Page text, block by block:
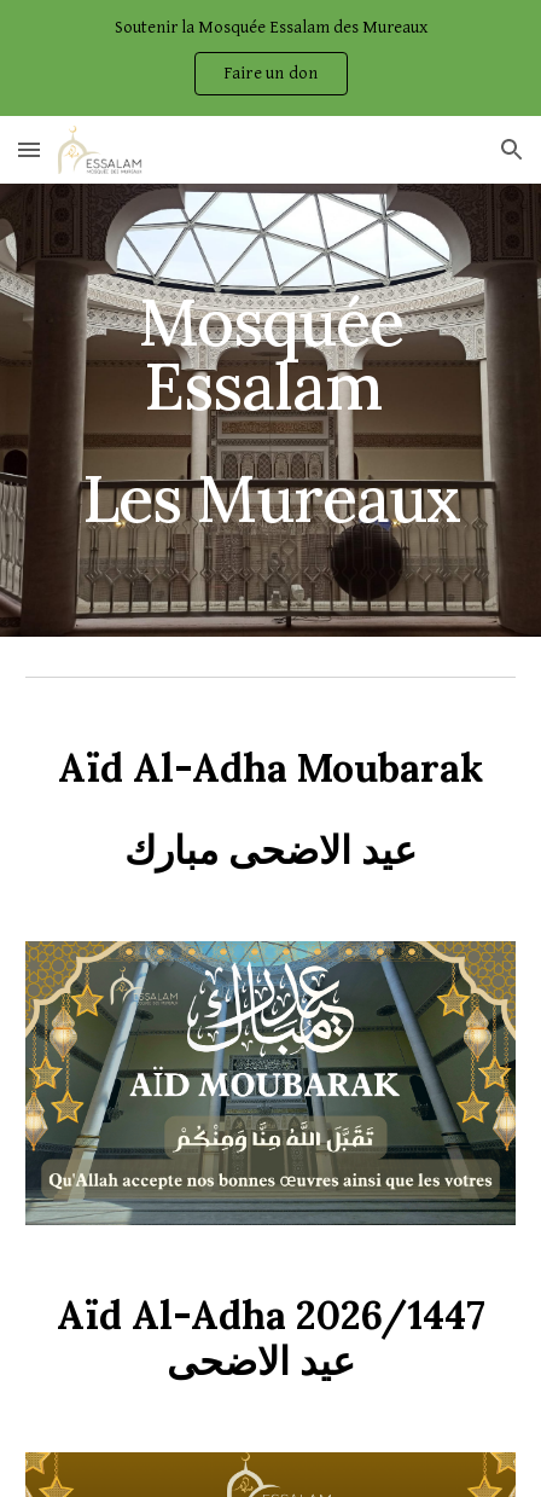
Soutenir la Mosquée Essalam des Mureaux
Faire un don
Mosquée
Essalam
Les Mureaux
Aïd Al-Adha Moubarak
عيد الاضحى مبارك
Aïd Al-Adha 2026/1447